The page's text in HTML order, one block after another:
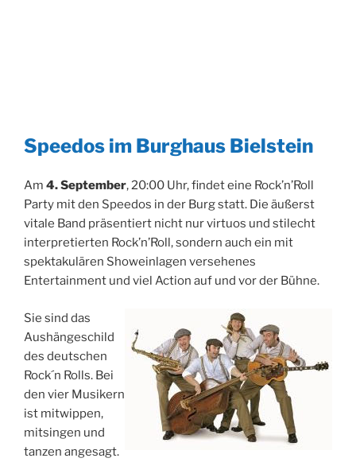
Speedos im Burghaus Bielstein
Am 4. September, 20:00 Uhr, findet eine Rock’n’Roll
Party mit den Speedos in der Burg statt. Die äußerst
vitale Band präsentiert nicht nur virtuos und stilecht
interpretierten Rock’n’Roll, sondern auch ein mit
spektakulären Showeinlagen versehenes
Entertainment und viel Action auf und vor der Bühne.
Sie sind das
Aushängeschild
des deutschen
Rock´n Rolls. Bei
den vier Musikern
ist mitwippen,
mitsingen und
tanzen angesagt.